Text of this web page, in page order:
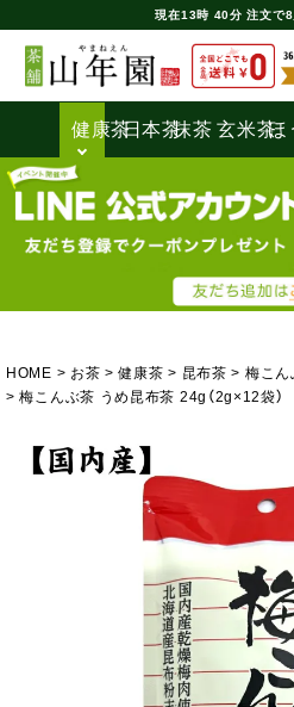
現在13時 40分 注文で
健康茶日本茶抹茶 玄米茶ほ
HOME お茶 健康茶 昆布茶
梅こん
梅こんぶ茶 うめ昆布茶 24g（2g×12袋）